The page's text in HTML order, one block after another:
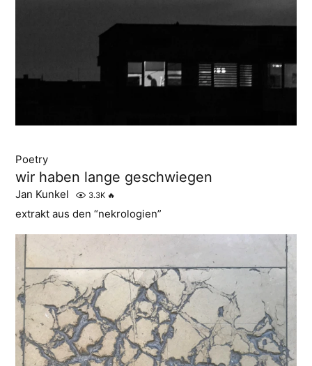
Poetry
wir haben lange geschwiegen
Jan Kunkel 3.3K 🔥
extrakt aus den “nekrologien”